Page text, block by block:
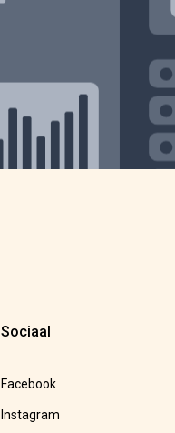
Sociaal
Facebook
Instagram